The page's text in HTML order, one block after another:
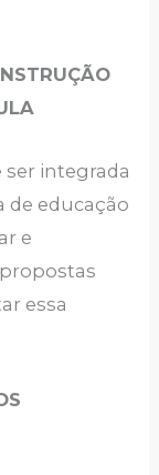
integrada
de educação
e
essa